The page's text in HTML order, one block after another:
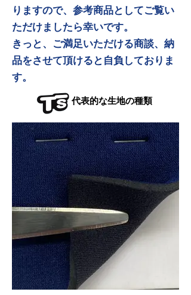
りますので、参考商品としてご覧い
ただけましたら幸いです。
きっと、ご満足いただける商談、納
品をさせて頂けると自負しておりま
す。
​代表的な生地の種類